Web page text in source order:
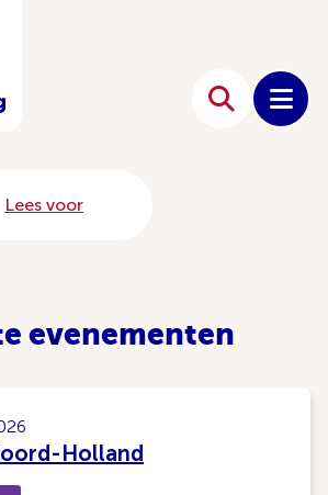
Lees voor
evenementen
Holland